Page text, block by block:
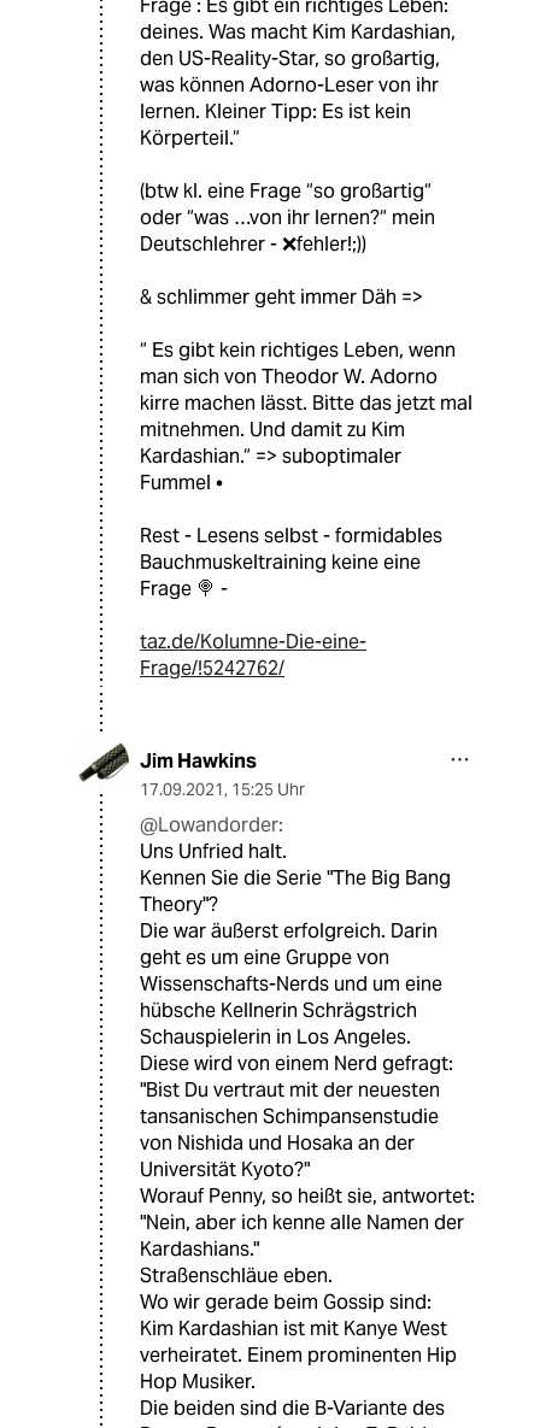
Frage : Es gibt ein richtiges Leben:
deines. Was macht Kim Kardashian,
den US-Reality-Star, so großartig,
was können Adorno-Leser von ihr
lernen. Kleiner Tipp: Es ist kein
Körperteil.“
(btw kl. eine Frage “so großartig“
oder “was …von ihr lernen?“ mein
Deutschlehrer - ❌fehler!;))
& schlimmer geht immer Däh =>
“ Es gibt kein richtiges Leben, wenn
man sich von Theodor W. Adorno
kirre machen lässt. Bitte das jetzt mal
mitnehmen. Und damit zu Kim
Kardashian.“ => suboptimaler
Fummel •
Rest - Lesens selbst - formidables
Bauchmuskeltraining keine eine
Frage 🍭 -
taz.de/Kolumne-Die-eine-
Frage/!5242762/
Jim Hawkins
17.09.2021, 15:25 Uhr
@Lowandorder:
Uns Unfried halt.
Kennen Sie die Serie "The Big Bang
Theory"?
Die war äußerst erfolgreich. Darin
geht es um eine Gruppe von
Wissenschafts-Nerds und um eine
hübsche Kellnerin Schrägstrich
Schauspielerin in Los Angeles.
Diese wird von einem Nerd gefragt:
"Bist Du vertraut mit der neuesten
tansanischen Schimpansenstudie
von Nishida und Hosaka an der
Universität Kyoto?"
Worauf Penny, so heißt sie, antwortet:
"Nein, aber ich kenne alle Namen der
Kardashians."
Straßenschläue eben.
Wo wir gerade beim Gossip sind:
Kim Kardashian ist mit Kanye West
verheiratet. Einem prominenten Hip
Hop Musiker.
Die beiden sind die B-Variante des